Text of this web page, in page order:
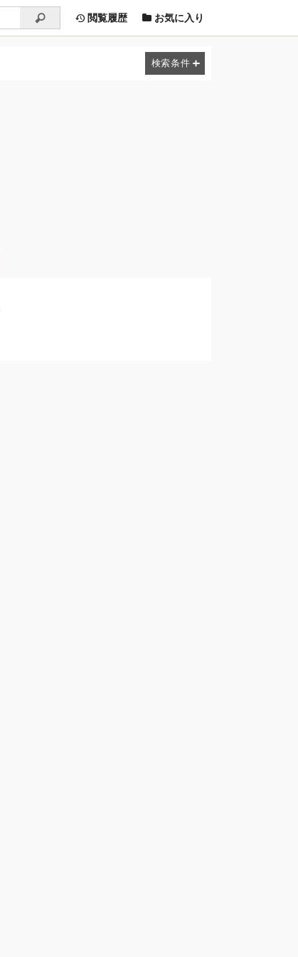
閲覧履歴 お気に入り